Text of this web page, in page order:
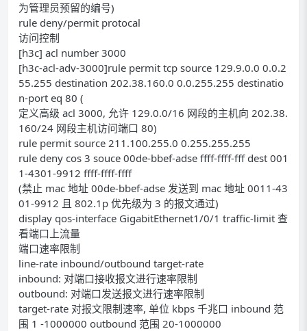
为管理员预留的编号)
rule deny/permit protocal
访问控制
[h3c] acl number 3000
[h3c-acl-adv-3000]rule permit tcp source 129.9.0.0 0.0.2
55.255 destination 202.38.160.0 0.0.255.255 destinatio
n-port eq 80 (
定义高级 acl 3000, 允许 129.0.0/16 网段的主机向 202.38.
160/24 网段主机访问端口 80)
rule permit source 211.100.255.0 0.255.255.255
rule deny cos 3 souce 00de-bbef-adse ffff-ffff-fff dest 001
1-4301-9912 ffff-ffff-ffff
(禁止 mac 地址 00de-bbef-adse 发送到 mac 地址 0011-43
01-9912 且 802.1p 优先级为 3 的报文通过)
display qos-interface GigabitEthernet1/0/1 traffic-limit 查
看端口上流量
端口速率限制
line-rate inbound/outbound target-rate
inbound: 对端口接收报文进行速率限制
outbound: 对端口发送报文进行速率限制
target-rate 对报文限制速率, 单位 kbps 千兆口 inbound 范
围 1 -1000000 outbound 范围 20-1000000